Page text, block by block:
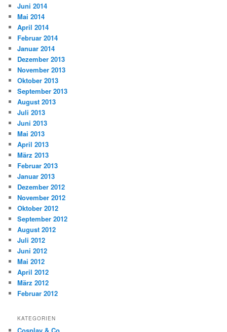
Juni 2014
Mai 2014
April 2014
Februar 2014
Januar 2014
Dezember 2013
November 2013
Oktober 2013
September 2013
August 2013
Juli 2013
Juni 2013
Mai 2013
April 2013
März 2013
Februar 2013
Januar 2013
Dezember 2012
November 2012
Oktober 2012
September 2012
August 2012
Juli 2012
Juni 2012
Mai 2012
April 2012
März 2012
Februar 2012
KATEGORIEN